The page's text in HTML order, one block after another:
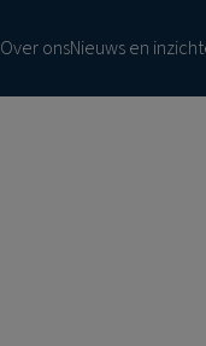
Over onsNieuws en